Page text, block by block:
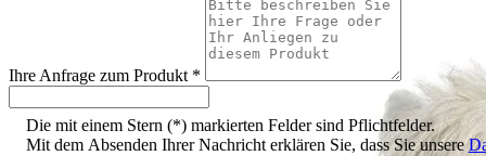
Ihre Anfrage zum Produkt *
Die mit einem Stern (*) markierten Felder sind Pflichtfelder.
Mit dem Absenden Ihrer Nachricht erklären Sie, dass Sie unsere